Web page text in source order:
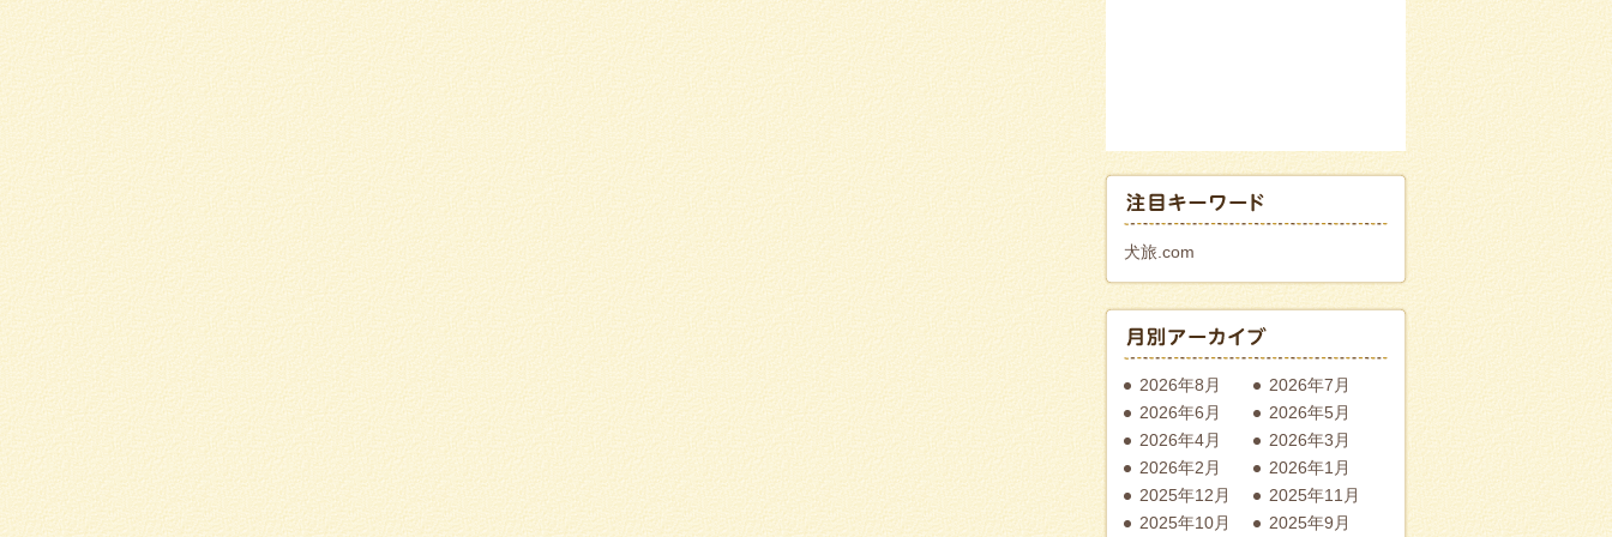
犬旅.com
2026年8月
2026年7月
2026年6月
2026年5月
2026年4月
2026年3月
2026年2月
2026年1月
2025年12月
2025年11月
2025年10月
2025年9月